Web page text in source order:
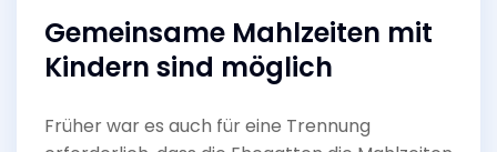
Gemeinsame Mahlzeiten mit
Kindern sind möglich
Früher war es auch für eine Trennung